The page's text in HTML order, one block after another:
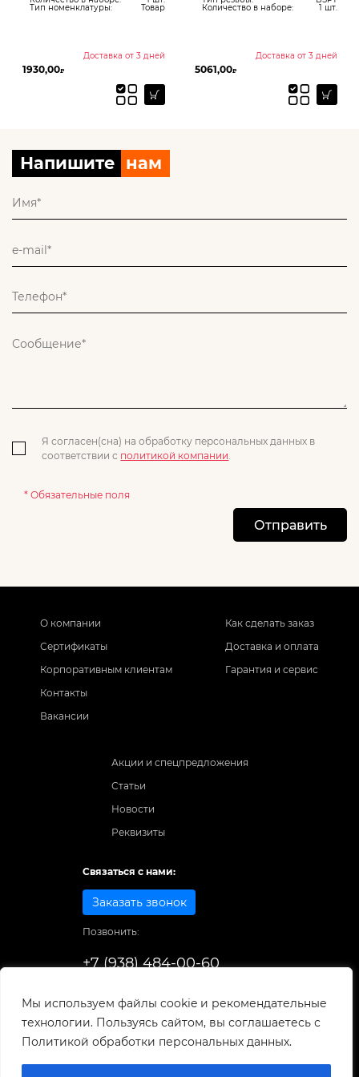
Мы используем файлы cookie и рекомендательные
технологии. Пользуясь сайтом, вы соглашаетесь с
Политикой обработки персональных данных.
номенклатуры: Товар
Доставка от 3 дней
Количество в наборе: 1 шт.
Доставка от 3 дней
Напишите нам
Я согласен(сна) на обработку персональных данных в
соответствии с политикой компании
* Обязательные поля
Отправить
О компании
Сертификаты
Корпоративным клиентам
Контакты
Вакансии
Как сделать заказ
Доставка и оплата
Гарантия и сервис
Акции и спецпредложения
Статьи
Новости
Реквизиты
Связаться с нами:
Заказать звонок
Позвонить:
+7 (938) 484-00-60
© 1998-2026